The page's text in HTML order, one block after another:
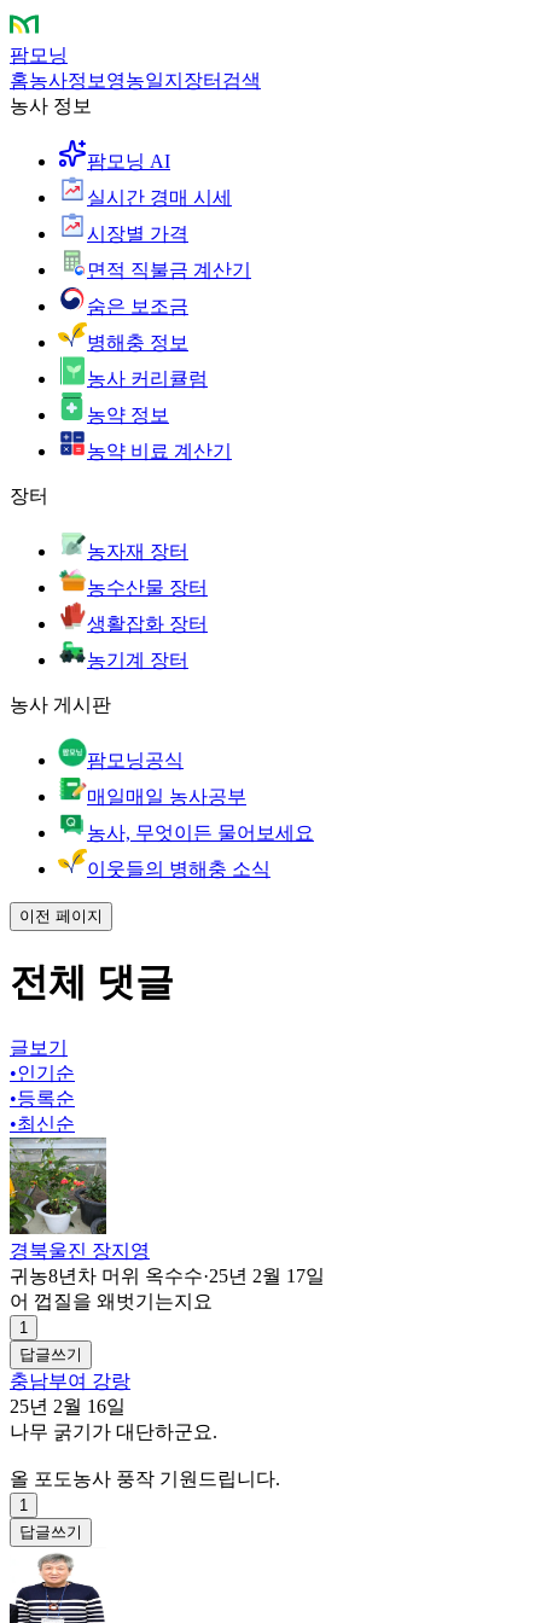
팜모닝
홈농사정보 영농일지 장터 검색
농사 정보
팜모닝 AI
실시간 경매 시세
시장별 가격
면적 직불금 계산기
숨은 보조금
병해충 정보
농사 커리큘럼
농약 정보
농약 비료 계산기
장터
농자재 장터
농수산물 장터
생활잡화 장터
농기계 장터
농사 게시판
팜모닝공식
매일매일 농사공부
농사, 무엇이든 물어보세요
이웃들의 병해충 소식
이전 페이지
전체 댓글
글보기
•인기순
•등록순
•최신순
경북울진 장지영
귀농8년차 머위 옥수수·25년 2월 17일
어 껍질을 왜벗기는지요
1
답글쓰기
충남부여 강랑
25년 2월 16일
나무 굵기가 대단하군요.
올 포도농사 풍작 기원드립니다.
1
답글쓰기